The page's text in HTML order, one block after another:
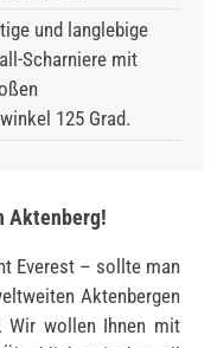
und langlebige
Scharniere mit
125 Grad.
Aktenberg!
Everest – sollte man
Akten­bergen
Wir wollen Ihnen mit